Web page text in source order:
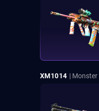
XM1014 | Monster